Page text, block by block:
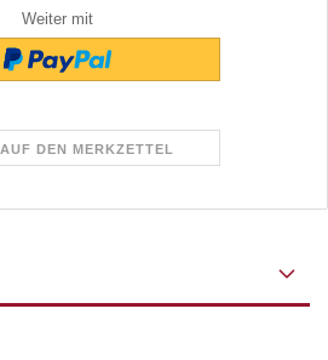
Weiter mit
AUF DEN MERKZETTEL